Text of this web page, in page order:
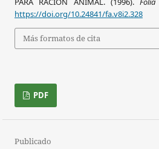
PDF
Publicado
https://doi.org/10.24841/fa.v8i2.328
Más formatos de cita